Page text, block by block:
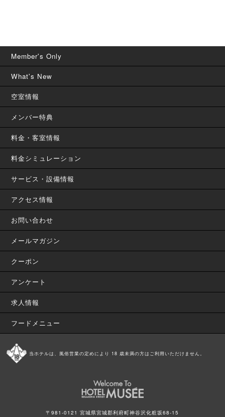
Member's Only
What's New
空室情報
メンバー特典
料金・客室情報
料金シミュレーション
サービス・設備情報
アクセス情報
お問い合わせ
メールマガジン
クーポン
アンケート
求人情報
フードメニュー
当ホテルは、風俗営業の定めにより 18 歳未満の方はご利用いただけません。
〒981-0121 宮城県宮城郡利府町神谷沢化粧坂68-15